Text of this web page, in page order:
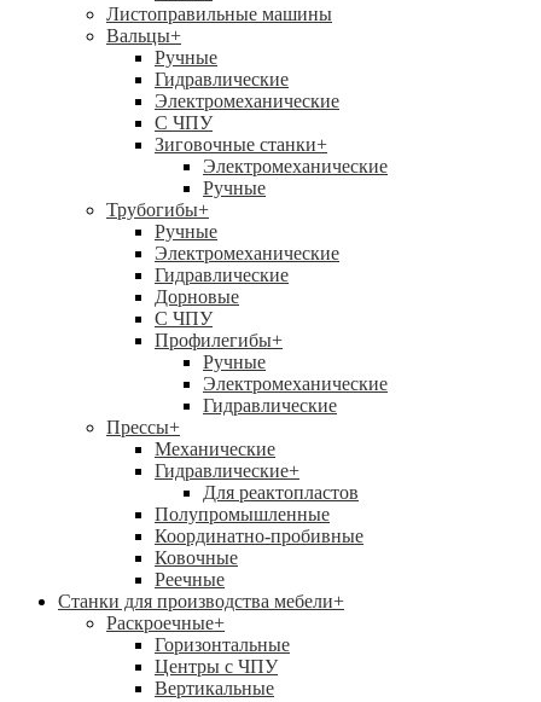
Листоправильные машины
Вальцы+
Ручные
Гидравлические
Электромеханические
С ЧПУ
Зиговочные станки+
Электромеханические
Ручные
Трубогибы+
Ручные
Электромеханические
Гидравлические
Дорновые
С ЧПУ
Профилегибы+
Ручные
Электромеханические
Гидравлические
Прессы+
Механические
Гидравлические+
Для реактопластов
Полупромышленные
Координатно-пробивные
Ковочные
Реечные
Станки для производства мебели+
Раскроечные+
Горизонтальные
Центры с ЧПУ
Вертикальные